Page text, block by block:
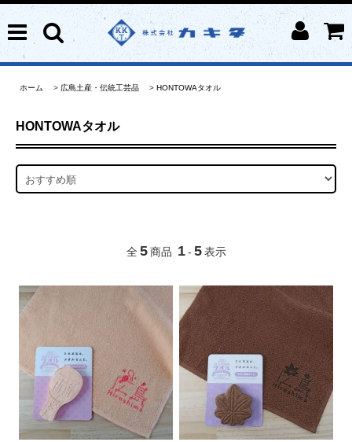
ホーム > 広島土産・伝統工芸品 > HONTOWAタオル
HONTOWAタオル
全 5 商品 1 - 5 表示